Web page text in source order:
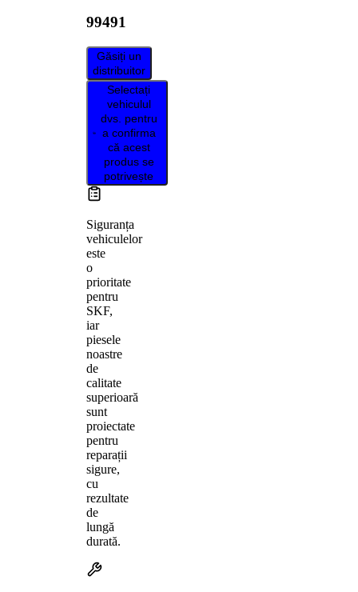
99491
Găsiți un
distribuitor
Selectați
vehiculul
dvs. pentru
a confirma
că acest
produs se
potrivește
Siguranța
vehiculelor
este
o
prioritate
pentru
SKF,
iar
piesele
noastre
de
calitate
superioară
sunt
proiectate
pentru
reparații
sigure,
cu
rezultate
de
lungă
durată.